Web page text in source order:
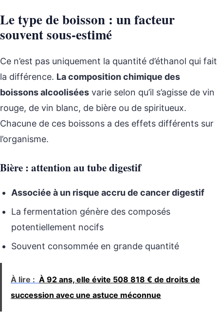
Le type de boisson : un facteur
souvent sous-estimé
Ce n’est pas uniquement la quantité d’éthanol qui fait
la différence. La composition chimique des
boissons alcoolisées varie selon qu’il s’agisse de vin
rouge, de vin blanc, de bière ou de spiritueux.
Chacune de ces boissons a des effets différents sur
l’organisme.
Bière : attention au tube digestif
Associée à un risque accru de cancer digestif
La fermentation génère des composés
potentiellement nocifs
Souvent consommée en grande quantité
À lire : À 92 ans, elle évite 508 818 € de droits de
succession avec une astuce méconnue